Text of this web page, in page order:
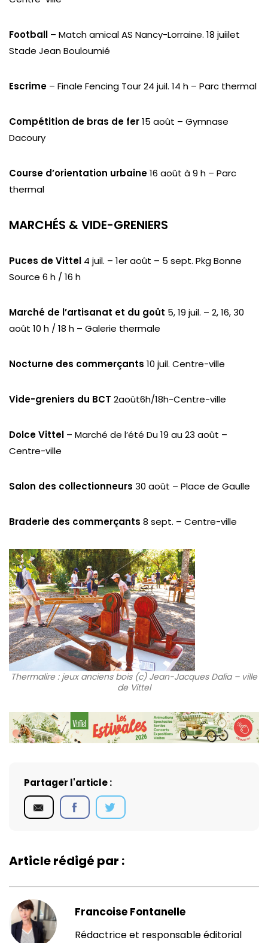
Football – Match amical AS Nancy-Lorraine. 18 juiilet
Stade Jean Bouloumié
Escrime – Finale Fencing Tour 24 juil. 14 h – Parc thermal
Compétition de bras de fer15 août – Gymnase
Dacoury
Course d’orientation urbaine16 août à 9 h – Parc
thermal
MARCHÉS & VIDE-GRENIERS
Puces de Vittel 4 juil. – 1er août – 5 sept. Pkg Bonne
Source 6 h / 16 h
Marché de l’artisanat et du goût 5, 19 juil. – 2, 16, 30
août 10 h / 18 h – Galerie thermale
Nocturne des commerçants 10 juil. Centre-ville
Vide-greniers du BCT 2août6h/18h-Centre-ville
Dolce Vittel – Marché de l’été Du 19 au 23 août –
Centre-ville
Salon des collectionneurs 30 août – Place de Gaulle
Braderie des commerçants 8 sept. – Centre-ville
Thermalire : jeux anciens bois (c) Jean-Jacques Dalia – ville
de Vittel
Partager l'article :
Article rédigé par :
Francoise Fontanelle
Rédactrice et responsable éditorial